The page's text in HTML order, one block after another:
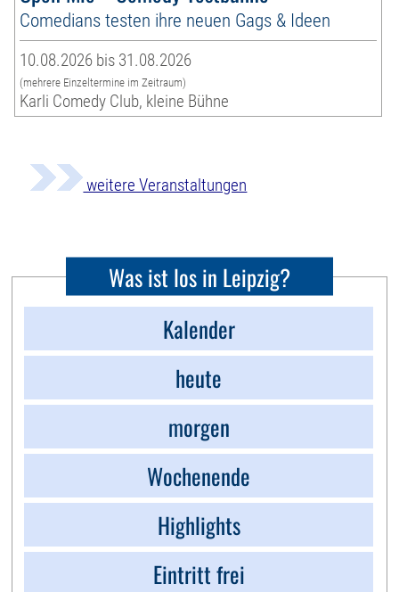
Comedians testen ihre neuen Gags & Ideen
10.08.2026 bis 31.08.2026
(mehrere Einzeltermine im Zeitraum)
Karli Comedy Club, kleine Bühne
weitere Veranstaltungen
Was ist los in Leipzig?
Kalender
heute
morgen
Wochenende
Highlights
Eintritt frei